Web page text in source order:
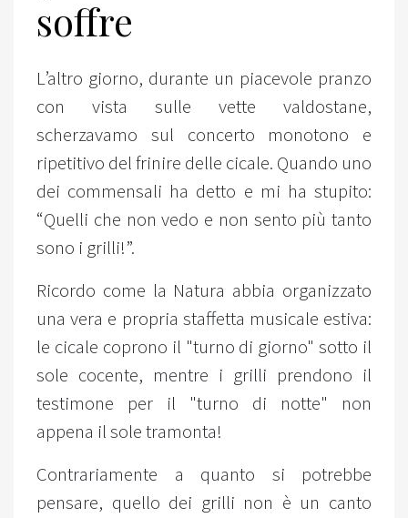
soffre
L’altro giorno, durante un piacevole pranzo
con vista sulle vette valdostane,
scherzavamo sul concerto monotono e
ripetitivo del frinire delle cicale. Quando uno
dei commensali ha detto e mi ha stupito:
“Quelli che non vedo e non sento più tanto
sono i grilli!”.
Ricordo come la Natura abbia organizzato
una vera e propria staffetta musicale estiva:
le cicale coprono il "turno di giorno" sotto il
sole cocente, mentre i grilli prendono il
testimone per il "turno di notte" non
appena il sole tramonta!
Contrariamente a quanto si potrebbe
pensare, quello dei grilli non è un canto